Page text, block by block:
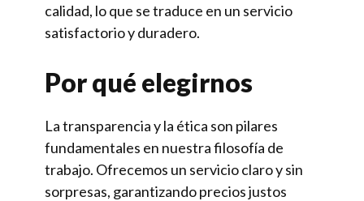
calidad, lo que se traduce en un servicio
satisfactorio y duradero.
Por qué elegirnos
La transparencia y la ética son pilares
fundamentales en nuestra filosofía de
trabajo. Ofrecemos un servicio claro y sin
sorpresas, garantizando precios justos